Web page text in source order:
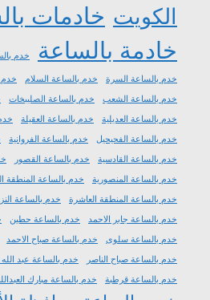
الكويت خادمات
خادمة بالساعة
خدم
خدم بالساعة السرة خدم بالساعة السلام
خدم
خدم بالساعة الشعب
خدم بالساعة الصليبخات
خدم بالساعة العديلية
خدم بالساعة العقيلة
خدم بالساعة الفحيحيل
خدم بالساعة الفروانية
خدم بالساعة القادسية
خدم بالساعة القصور
خدم بالساعة المنصورية
خدم بالساعة المنطقة
خدم بالساعة المنطقة العاشرة
خدم بالساعة
خدم بالساعة جابر الاحمد
خدم بالساعة حطين
خدم بالساعة سلوى
خدم بالساعة صباح الاحمد
خدم بالساعة صباح الناصر
خدم بالساعة عبد الله
خدم بالساعة قرطبة
خدم بالساعة مبارك